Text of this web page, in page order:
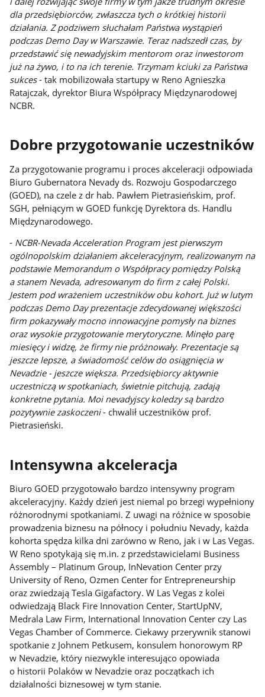
dla przedsiębiorców, zwłaszcza tych o krótkiej historii
działania. Z podziwem słuchałam Państwa wystąpień
podczas Demo Day w Warszawie. Teraz nadszedł czas, by
przedstawić się newadyjskim mentorom oraz inwestorom
już na żywo, i to na ich terenie. Trzymam kciuki za Państwa
sukces- tak mobilizowała startupy w Reno Agnieszka
Ratajczak, dyrektor Biura Współpracy Międzynarodowej
NCBR.
Dobre przygotowanie uczestników
Za przygotowanie programu i proces akceleracji odpowiada
Biuro Gubernatora Nevady ds. Rozwoju Gospodarczego
(GOED), na czele z dr hab. Pawłem Pietrasieńskim, prof.
SGH, pełniącym w GOED funkcję Dyrektora ds. Handlu
Międzynarodowego.
- NCBR-Nevada Acceleration Program jest pierwszym
ogólnopolskim działaniem akceleracyjnym, realizowanym na
podstawie Memorandum o Współpracy pomiędzy Polską
a stanem Nevada, adresowanym do firm z całej Polski.
Jestem pod wrażeniem uczestników obu kohort. Już w lutym
podczas Demo Day prezentacje zdecydowanej większości
firm pokazywały mocno innowacyjne pomysły na biznes
oraz wysokie przygotowanie merytoryczne. Minęło parę
miesięcy i widzę, że firmy nie próżnowały. Prezentacje są
jeszcze lepsze, a świadomość celów do osiągnięcia w
Nevadzie - jeszcze większa. Przedsiębiorcy aktywnie
uczestniczą w spotkaniach, świetnie pitchują, zadają
konkretne pytania. Moi nevadyjscy koledzy są bardzo
pozytywnie zaskoczeni- chwalił uczestników prof.
Pietrasieński.
Intensywna akceleracja
Biuro GOED przygotowało bardzo intensywny program
akceleracyjny. Każdy dzień jest niemal po brzegi wypełniony
różnorodnymi spotkaniami. Z uwagi na różnice w sposobie
prowadzenia biznesu na północy i południu Nevady, każda
kohorta spędza kilka dni zarówno w Reno, jak i w Las Vegas.
W Reno spotykają się m.in. z przedstawicielami Business
Assembly – Platinum Group, InNevation Center przy
University of Reno, Ozmen Center for Entrepreneurship
oraz zwiedzają Tesla Gigafactory. W Las Vegas z kolei
odwiedzają Black Fire Innovation Center, StartUpNV,
Medrala Law Firm, International Innovation Center czy Las
Vegas Chamber of Commerce. Ciekawy przerywnik stanowi
spotkanie z Johnem Petkusem, konsulem honorowym RP
w Nevadzie, który niezwykle interesująco opowiada
o historii Polaków w Nevadzie oraz początkach ich
działalności biznesowej w tym stanie.